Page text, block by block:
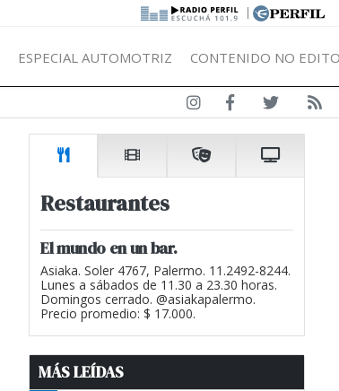
|
ESPECIAL AUTOMOTRIZ CONTENIDO NO
Restaurantes
El mundo en un bar.
Asiaka. Soler 4767, Palermo. 11.2492-8244.
Lunes a sábados de 11.30 a 23.30 horas.
Domingos cerrado. @asiakapalermo.
Precio promedio: $ 17.000.
MÁS LEÍDAS